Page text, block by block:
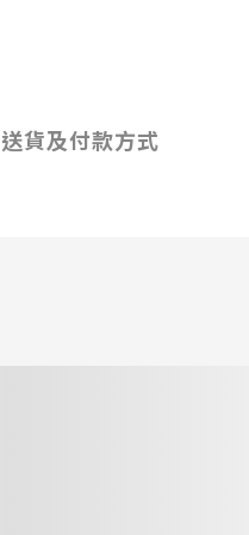
送貨及付款方式